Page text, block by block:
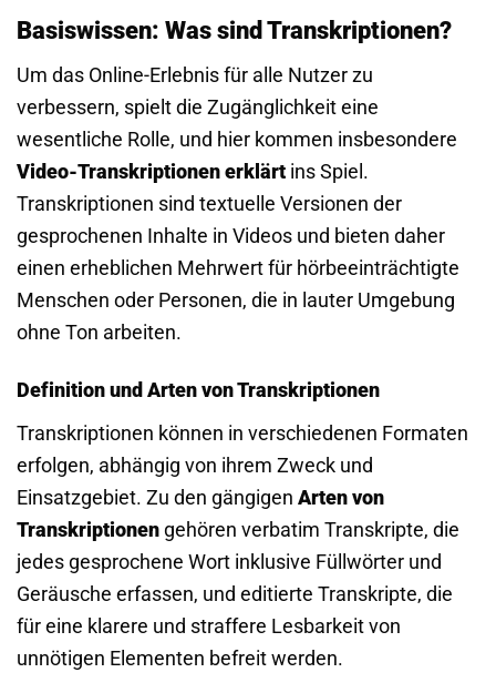
Basiswissen: Was sind Transkriptionen?
Um das Online-Erlebnis für alle Nutzer zu
verbessern, spielt die Zugänglichkeit eine
wesentliche Rolle, und hier kommen insbesondere
Video-Transkriptionen erklärt ins Spiel.
Transkriptionen sind textuelle Versionen der
gesprochenen Inhalte in Videos und bieten daher
einen erheblichen Mehrwert für hörbeeinträchtigte
Menschen oder Personen, die in lauter Umgebung
ohne Ton arbeiten.
Definition und Arten von Transkriptionen
Transkriptionen können in verschiedenen Formaten
erfolgen, abhängig von ihrem Zweck und
Einsatzgebiet. Zu den gängigen Arten von
Transkriptionen gehören verbatim Transkripte, die
jedes gesprochene Wort inklusive Füllwörter und
Geräusche erfassen, und editierte Transkripte, die
für eine klarere und straffere Lesbarkeit von
unnötigen Elementen befreit werden.